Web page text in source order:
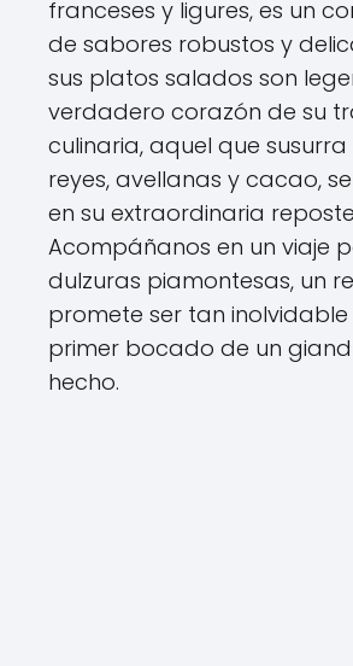
franceses y ligures, es un
de sabores robustos y
sus platos salados son
verdadero corazón de su
culinaria, aquel que
reyes, avellanas y cacao,
en su extraordinaria
Acompáñanos en un viaje
dulzuras piamontesas, un
promete ser tan
primer bocado de un
hecho.